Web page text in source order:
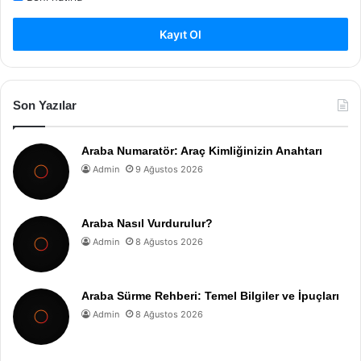
Kayıt Ol
Son Yazılar
Araba Numaratör: Araç Kimliğinizin Anahtarı
Admin 9 Ağustos 2026
Araba Nasıl Vurdurulur?
Admin 8 Ağustos 2026
Araba Sürme Rehberi: Temel Bilgiler ve İpuçları
Admin 8 Ağustos 2026